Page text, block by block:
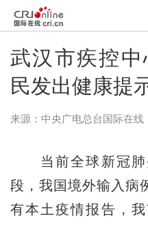
武汉市疾控
民发出健康提
来源：中央广电总台国际在线
当前全球新冠肺
段，我国境外输入病
有本土疫情报告，